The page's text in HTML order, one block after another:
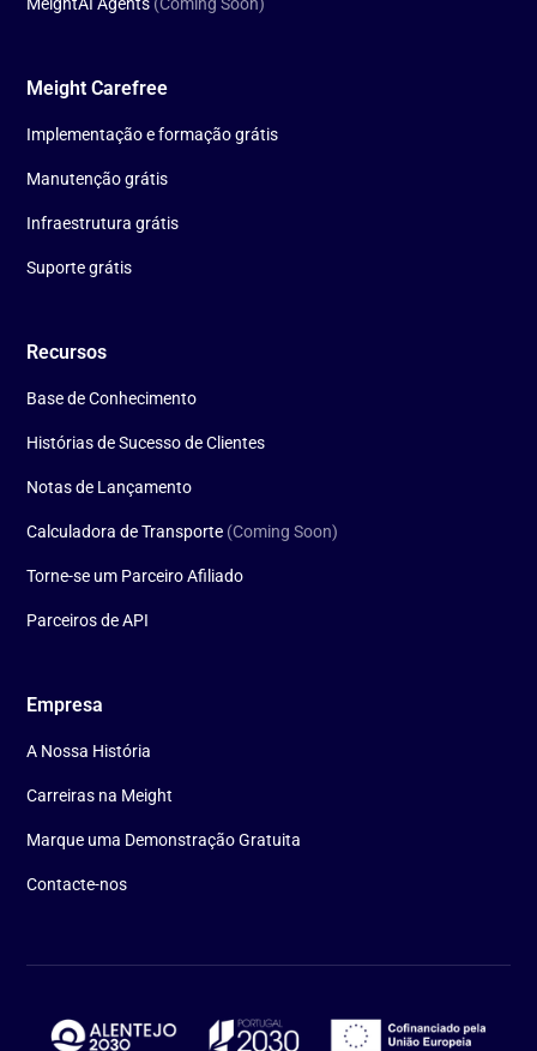
Meight Carefree
Implementação e formação grátis
Manutenção grátis
Infraestrutura grátis
Suporte grátis
Recursos
Base de Conhecimento
Histórias de Sucesso de Clientes
Notas de Lançamento
Calculadora de Transporte (Coming Soon)
Torne-se um Parceiro Afiliado
Parceiros de API
Empresa
A Nossa História
Carreiras na Meight
Marque uma Demonstração Gratuita
Contacte-nos